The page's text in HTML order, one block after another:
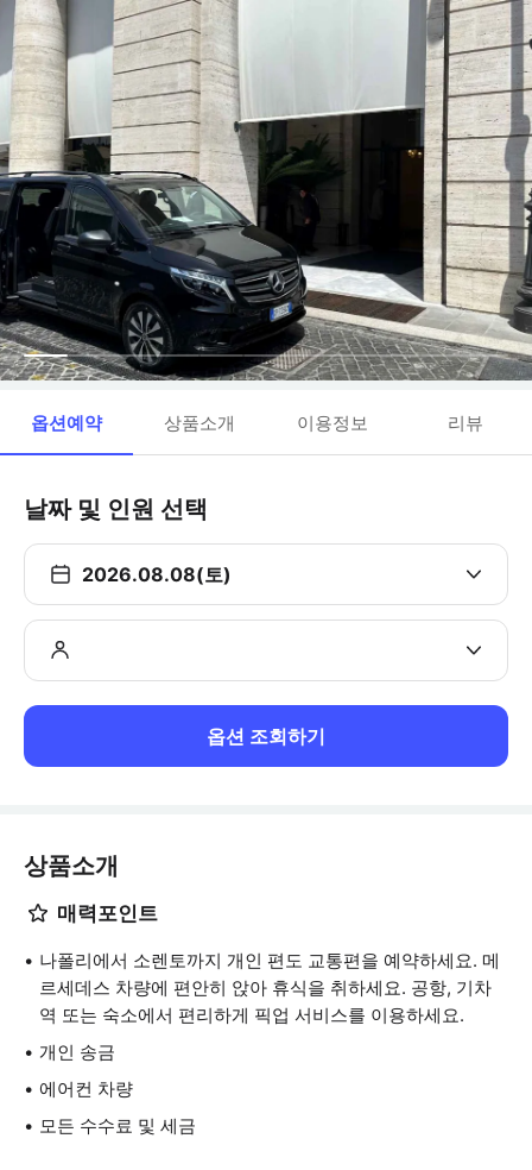
옵션예약 상품소개 이용정보 리뷰
날짜 및 인원 선택
2026.08.08(토)
옵션 조회하기
상품소개
매력포인트
나폴리에서 소렌토까지 개인 편도 교통편을 예약하세요. 메
르세데스 차량에 편안히 앉아 휴식을 취하세요. 공항, 기차
역 또는 숙소에서 편리하게 픽업 서비스를 이용하세요.
개인 송금
에어컨 차량
모든 수수료 및 세금